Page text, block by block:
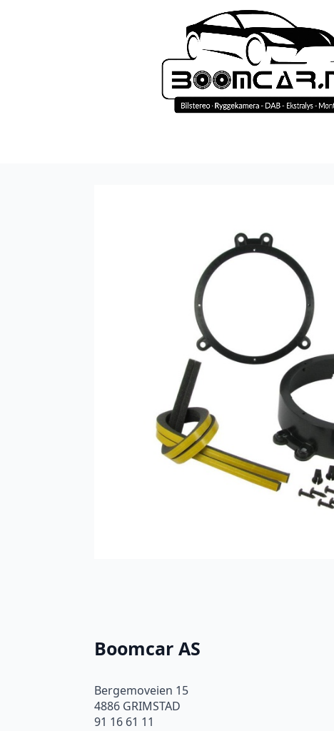
Boomcar AS
Bergemoveien 15
4886 GRIMSTAD
91 16 61 11